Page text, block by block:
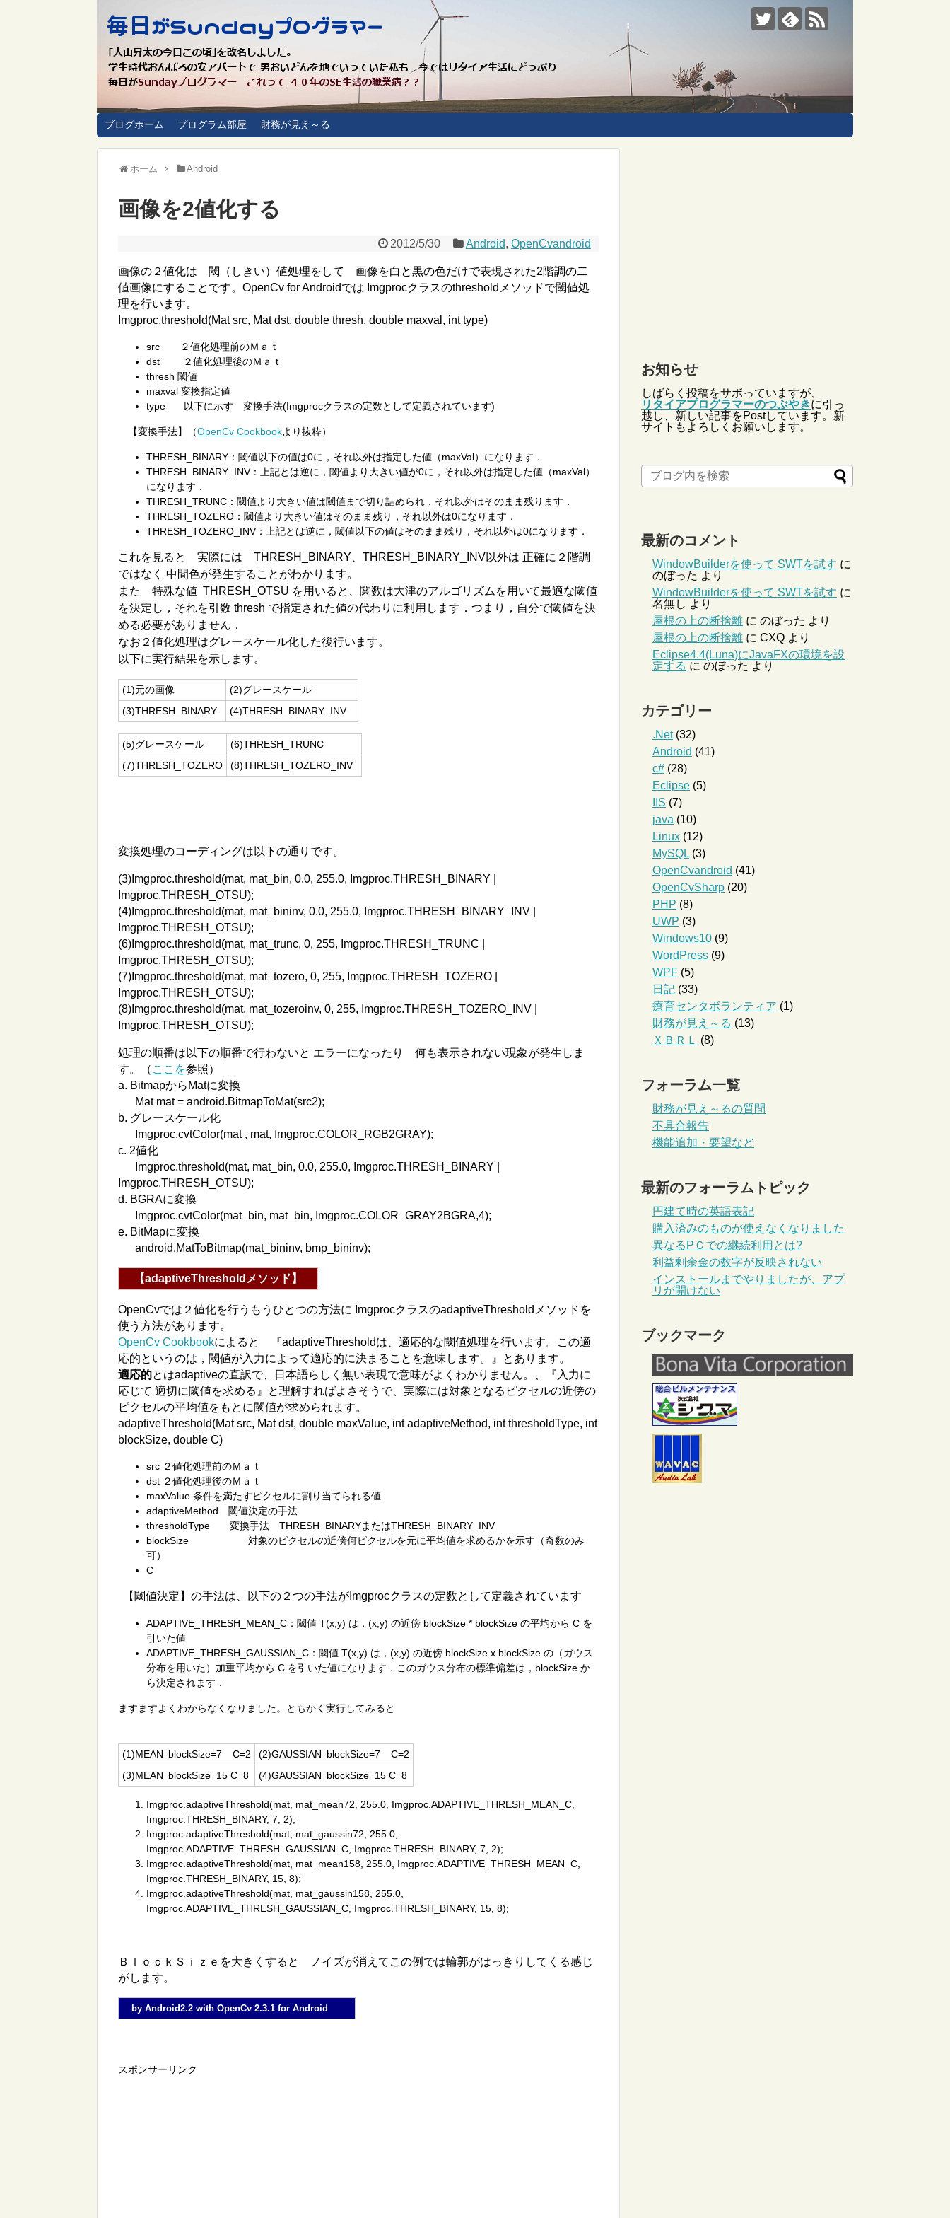
ブログホーム プログラム部屋 財務が見え～る
ホーム Android
画像を2値化する
2012/5/30 Android, OpenCvandroid
画像の２値化は 閾（しきい）値処理をして 画像を白と黒の色だけで表現された2階調の二
値画像にすることです。OpenCv for Androidでは Imgprocクラスのthresholdメソッドで閾値処
理を行います。
Imgproc.threshold(Mat src, Mat dst, double thresh, double maxval, int type)
src ２値化処理前のＭａｔ
dst ２値化処理後のＭａｔ
thresh 閾値
maxval 変換指定値
type 以下に示す 変換手法(Imgprocクラスの定数として定義されています)
【変換手法】（OpenCv Cookbookより抜粋）
THRESH_BINARY：閾値以下の値は0に，それ以外は指定した値（maxVal）になります．
THRESH_BINARY_INV：上記とは逆に，閾値より大きい値が0に，それ以外は指定した値（maxVal）
になります．
THRESH_TRUNC：閾値より大きい値は閾値まで切り詰められ，それ以外はそのまま残ります．
THRESH_TOZERO：閾値より大きい値はそのまま残り，それ以外は0になります．
THRESH_TOZERO_INV：上記とは逆に，閾値以下の値はそのまま残り，それ以外は0になります．
これを見ると 実際には THRESH_BINARY、THRESH_BINARY_INV以外は 正確に２階調
ではなく 中間色が発生することがわかります。
また 特殊な値 THRESH_OTSU を用いると、関数は大津のアルゴリズムを用いて最適な閾値
を決定し，それを引数 thresh で指定された値の代わりに利用します．つまり，自分で閾値を決
める必要がありません．
なお２値化処理はグレースケール化した後行います。
以下に実行結果を示します。
(1)元の画像
(2)グレースケール
(3)THRESH_BINARY
(4)THRESH_BINARY_INV
(5)グレースケール
(6)THRESH_TRUNC
(7)THRESH_TOZERO
(8)THRESH_TOZERO_INV
変換処理のコーディングは以下の通りです。
(3)Imgproc.threshold(mat, mat_bin, 0.0, 255.0, Imgproc.THRESH_BINARY |
Imgproc.THRESH_OTSU);
(4)Imgproc.threshold(mat, mat_bininv, 0.0, 255.0, Imgproc.THRESH_BINARY_INV |
Imgproc.THRESH_OTSU);
(6)Imgproc.threshold(mat, mat_trunc, 0, 255, Imgproc.THRESH_TRUNC |
Imgproc.THRESH_OTSU);
(7)Imgproc.threshold(mat, mat_tozero, 0, 255, Imgproc.THRESH_TOZERO |
Imgproc.THRESH_OTSU);
(8)Imgproc.threshold(mat, mat_tozeroinv, 0, 255, Imgproc.THRESH_TOZERO_INV |
Imgproc.THRESH_OTSU);
処理の順番は以下の順番で行わないと エラーになったり 何も表示されない現象が発生しま
す。（ ここを参照）
a. BitmapからMatに変換
Mat mat = android.BitmapToMat(src2);
b. グレースケール化
Imgproc.cvtColor(mat , mat, Imgproc.COLOR_RGB2GRAY);
c. 2値化
Imgproc.threshold(mat, mat_bin, 0.0, 255.0, Imgproc.THRESH_BINARY |
Imgproc.THRESH_OTSU);
d. BGRAに変換
Imgproc.cvtColor(mat_bin, mat_bin, Imgproc.COLOR_GRAY2BGRA,4);
e. BitMapに変換
android.MatToBitmap(mat_bininv, bmp_bininv);
【adaptiveThresholdメソッド】
OpenCvでは２値化を行うもうひとつの方法に ImgprocクラスのadaptiveThresholdメソッドを
使う方法があります。
OpenCv Cookbookによると 『adaptiveThresholdは、 適応的な閾値処理を行います。この適
応的というのは，閾値が入力によって適応的に決まることを意味します。 』
とあります。
適応的とはadaptiveの直訳で、日本語らしく無い表現で意味がよくわかりません。、『入力に
応じて 適切に閾値を求める 』
と理解すればよさそうで、実際には対象となるピクセルの近傍の
ピクセルの平均値をもとに閾値が求められます。
adaptiveThreshold(Mat src, Mat dst, double maxValue, int adaptiveMethod, int thresholdType, int
blockSize, double C)
src ２値化処理前のＭａｔ
dst ２値化処理後のＭａｔ
maxValue 条件を満たすピクセルに割り当てられる値
adaptiveMethod 閾値決定の手法
thresholdType 変換手法 THRESH_BINARYまたはTHRESH_BINARY_INV
blockSize 対象のピクセルの近傍何ピクセルを元に平均値を求めるかを示す（奇数のみ
可）
C
【閾値決定】の手法は、以下の２つの手法がImgprocクラスの定数として定義されています
ADAPTIVE_THRESH_MEAN_C：閾値 T(x,y) は，(x,y) の近傍 blockSize * blockSize の平均から C を
引いた値
ADAPTIVE_THRESH_GAUSSIAN_C：閾値 T(x,y) は，(x,y) の近傍 blockSize x blockSize の（ガウス
分布を用いた）加重平均から C を引いた値になります．このガウス分布の標準偏差は，blockSize か
ら決定されます．
ますますよくわからなくなりました。ともかく実行してみると
(1)MEAN blockSize=7 C=2
(2)GAUSSIAN blockSize=7 C=2
(3)MEAN blockSize=15 C=8
(4)GAUSSIAN blockSize=15 C=8
Imgproc.adaptiveThreshold(mat, mat_mean72, 255.0, Imgproc.ADAPTIVE_THRESH_MEAN_C,
Imgproc.THRESH_BINARY, 7, 2);
Imgproc.adaptiveThreshold(mat, mat_gaussin72, 255.0,
Imgproc.ADAPTIVE_THRESH_GAUSSIAN_C, Imgproc.THRESH_BINARY, 7, 2);
Imgproc.adaptiveThreshold(mat, mat_mean158, 255.0, Imgproc.ADAPTIVE_THRESH_MEAN_C,
Imgproc.THRESH_BINARY, 15, 8);
Imgproc.adaptiveThreshold(mat, mat_gaussin158, 255.0,
Imgproc.ADAPTIVE_THRESH_GAUSSIAN_C, Imgproc.THRESH_BINARY, 15, 8);
ＢｌｏｃｋＳｉｚｅを大きくすると ノイズが消えてこの例では輪郭がはっきりしてくる感じ
がします。
by Android2.2 with OpenCv 2.3.1 for Android
スポンサーリンク
お知らせ
しばらく投稿をサボっていますが、
リタイアプログラマーのつぶやきに引っ
越し、新しい記事をPostしています。新
サイトもよろしくお願いします。
最新のコメント
WindowBuilderを使って SWTを試す に
のぼった より
WindowBuilderを使って SWTを試す に
名無し より
屋根の上の断捨離 に のぼった より
屋根の上の断捨離 に CXQ より
Eclipse4.4(Luna)にJavaFXの環境を設
定する に のぼった より
カテゴリー
.Net(32)
Android (41)
c# (28)
Eclipse (5)
IIS (7)
java (10)
Linux (12)
MySQL (3)
OpenCvandroid (41)
OpenCvSharp (20)
PHP (8)
UWP (3)
Windows10 (9)
WordPress (9)
WPF (5)
日記 (33)
療育センタボランティア (1)
財務が見え～る (13)
ＸＢＲＬ (8)
フォーラム一覧
財務が見え～るの質問
不具合報告
機能追加・要望など
最新のフォーラムトピック
円建て時の英語表記
購入済みのものが使えなくなりました
異なるPＣでの継続利用とは?
利益剰余金の数字が反映されない
インストールまでやりましたが、アプ
リが開けない
ブックマーク